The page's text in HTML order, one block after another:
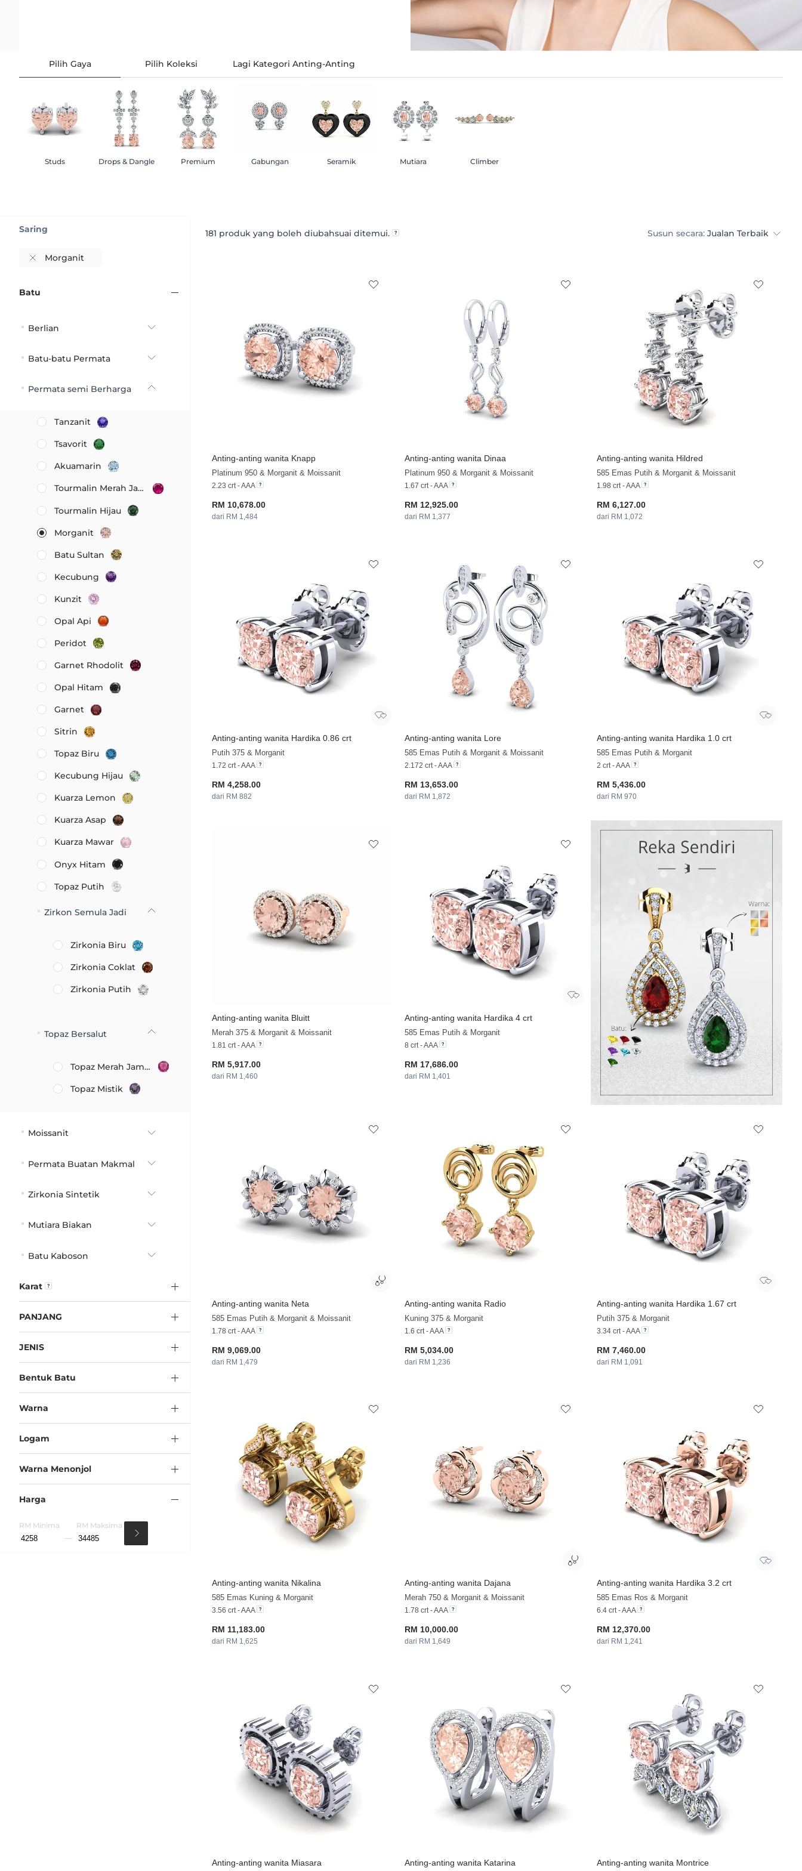
Pilih Gaya
Studs Drops & Dangle Premium Gabungan Seramik Mutiara Climber
Pilih Koleksi Lagi Kategori Anting-Anting
181 produk yang boleh diubahsuai ditemui. Susun secara: Jualan Terbaik
Anting-anting wanita Knapp
Platinum 950 & Morganit & Moissanit
2.23 crt - AAA
RM 10,678.00
dari RM 1,484
Anting-anting wanita Dinaa
Platinum 950 & Morganit & Moissanit
1.67 crt - AAA
RM 12,925.00
dari RM 1,377
Anting-anting wanita Hildred
585 Emas Putih & Morganit & Moissanit
1.98 crt - AAA
RM 6,127.00
dari RM 1,072
Anting-anting wanita Hardika 0.86 crt
Putih 375 & Morganit
1.72 crt - AAA
RM 4,258.00
dari RM 882
Anting-anting wanita Lore
585 Emas Putih & Morganit & Moissanit
2.172 crt - AAA
RM 13,653.00
dari RM 1,872
Anting-anting wanita Hardika 1.0 crt
585 Emas Putih & Morganit
2 crt - AAA
RM 5,436.00
dari RM 970
Anting-anting wanita Bluitt
Merah 375 & Morganit & Moissanit
1.81 crt - AAA
RM 5,917.00
dari RM 1,460
Anting-anting wanita Hardika 4 crt
585 Emas Putih & Morganit
8 crt - AAA
RM 17,686.00
dari RM 1,401
Anting-anting wanita Neta
585 Emas Putih & Morganit & Moissanit
1.78 crt - AAA
RM 9,069.00
dari RM 1,479
Anting-anting wanita Radio
Kuning 375 & Morganit
1.6 crt - AAA
RM 5,034.00
dari RM 1,236
Anting-anting wanita Hardika 1.67 crt
Putih 375 & Morganit
3.34 crt - AAA
RM 7,460.00
dari RM 1,091
Anting-anting wanita Nikalina
585 Emas Kuning & Morganit
3.56 crt - AAA
RM 11,183.00
dari RM 1,625
Anting-anting wanita Dajana
Merah 750 & Morganit & Moissanit
1.78 crt - AAA
RM 10,000.00
dari RM 1,649
Anting-anting wanita Hardika 3.2 crt
585 Emas Ros & Morganit
6.4 crt - AAA
RM 12,370.00
dari RM 1,241
Anting-anting wanita Miasara Anting-anting wanita Katarina Anting-anting wanita Montrice
Saring
Morganit
Batu
Berlian
Batu-batu Permata
Permata semi Berharga
Tanzanit
Tsavorit
Akuamarin
Tourmalin Merah Jambu
Tourmalin Hijau
Morganit
Batu Sultan
Kecubung
Kunzit
Opal Api
Peridot
Garnet Rhodolit
Opal Hitam
Garnet
Sitrin
Topaz Biru
Kecubung Hijau
Kuarza Lemon
Kuarza Asap
Kuarza Mawar
Onyx Hitam
Topaz Putih
Zirkon Semula Jadi
Zirkonia Biru
Zirkonia Coklat
Zirkonia Putih
Topaz Bersalut
Topaz Merah Jambu
Topaz Mistik
Moissanit
Permata Buatan Makmal
Zirkonia Sintetik
Mutiara Biakan
Batu Kaboson
Karat
PANJANG
JENIS
Bentuk Batu
Warna
Logam
Warna Menonjol
Harga
RM Minima RM Maksima